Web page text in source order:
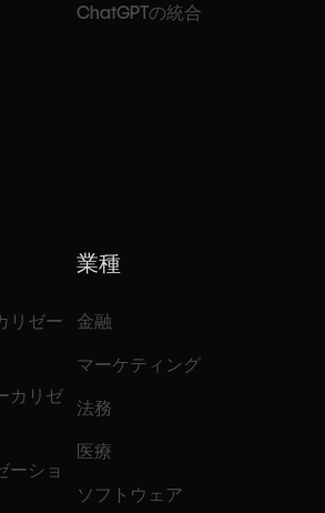
ChatGPTの統合
リゼー
カリゼ
ーショ
業種
金融
マーケティング
法務
医療
ソフトウェア